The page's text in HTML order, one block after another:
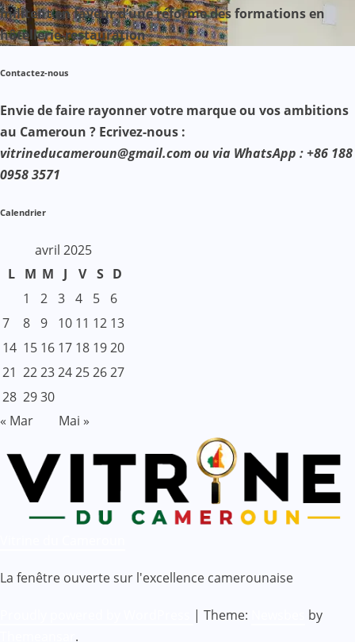
militent en faveur d’une réforme des formations en
hôtellerie-restauration
Contactez-nous
Envie de faire rayonner votre marque ou vos ambitions
au Cameroun ? Ecrivez-nous :
vitrineducameroun@gmail.com ou via WhatsApp : +86 188
0958 3571
Calendrier
avril 2025
L
M M J V S D
1
2 3 4 5
6
7
8 9 10 11 12 13
14 15 16 17 18 1920
21 222324252627
28 2930
« Mar
Mai »
La fenêtre ouverte sur l'excellence camerounaise
| Theme:
by
.